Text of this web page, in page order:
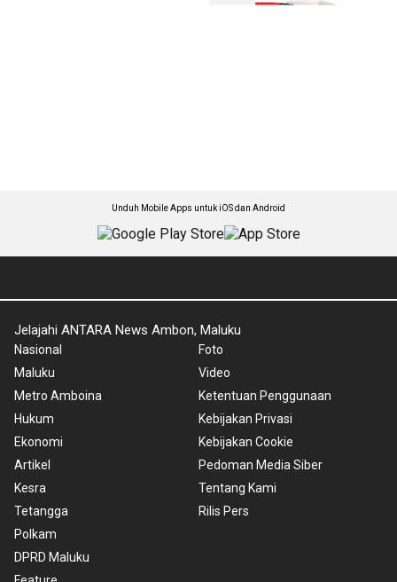
Unduh Mobile Apps untuk iOS dan Android
Jelajahi ANTARA News Ambon, Maluku
Nasional
Maluku
Metro Amboina
Hukum
Ekonomi
Artikel
Kesra
Tetangga
Polkam
DPRD Maluku
Foto
Video
Ketentuan Penggunaan
Kebijakan Privasi
Kebijakan Cookie
Pedoman Media Siber
Tentang Kami
Rilis Pers